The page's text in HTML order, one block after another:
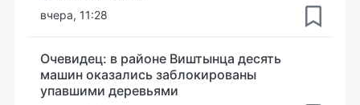
вчера, 11:28
Очевидец: в районе Виштынца десять
машин оказались заблокированы
упавшими деревьями